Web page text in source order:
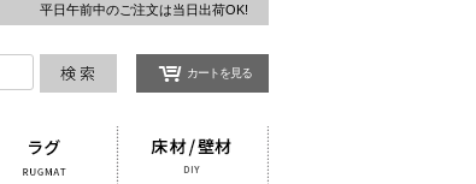
平日午前中のご注文は当日出荷OK!
カートを見る